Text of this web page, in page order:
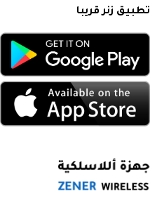
تطبيق زنر قريبا